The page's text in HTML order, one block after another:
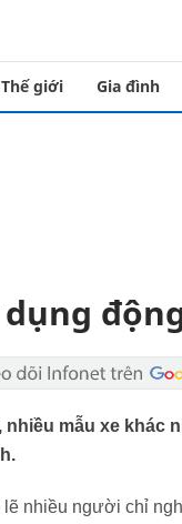
Thế giới Gia đình
mẫu xe khác
nhiều người chỉ